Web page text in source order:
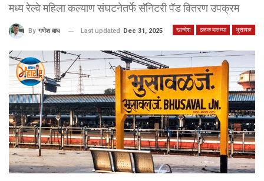
मध्य रेल्वे महिला कल्याण संघटनेतर्फे सॅनिटरी पॅड वितरण उपक्रम
खान्देश ठळक बातम्या भुसावळ
By गणेश वाघ Last updated Dec 31, 2025